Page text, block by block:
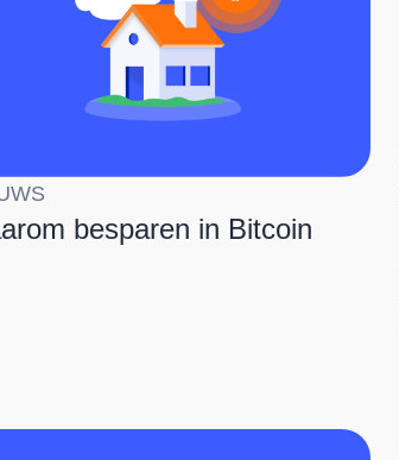
besparen in Bitcoin